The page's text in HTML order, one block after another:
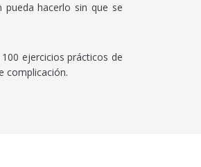
pueda hacerlo sin que se
ejercicios prácticos de
complicación.